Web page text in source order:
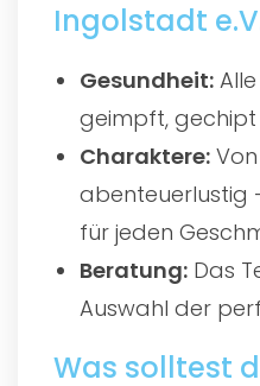
Ingolstadt
Gesundheit:
geimpft,
Charaktere:
abenteuerlustig
für jeden
Beratung: Das
Auswahl der
Was solltest